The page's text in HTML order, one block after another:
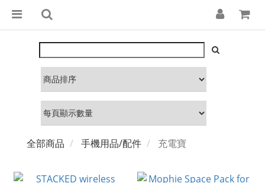
全部商品 手機用品/配件 充電寶